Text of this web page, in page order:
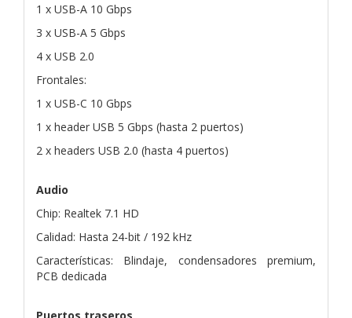
1 x USB-A 10 Gbps
3 x USB-A 5 Gbps
4 x USB 2.0
Frontales:
1 x USB-C 10 Gbps
1 x header USB 5 Gbps (hasta 2 puertos)
2 x headers USB 2.0 (hasta 4 puertos)
Audio
Chip: Realtek 7.1 HD
Calidad: Hasta 24-bit / 192 kHz
Características: Blindaje, condensadores premium,
PCB dedicada
Puertos traseros